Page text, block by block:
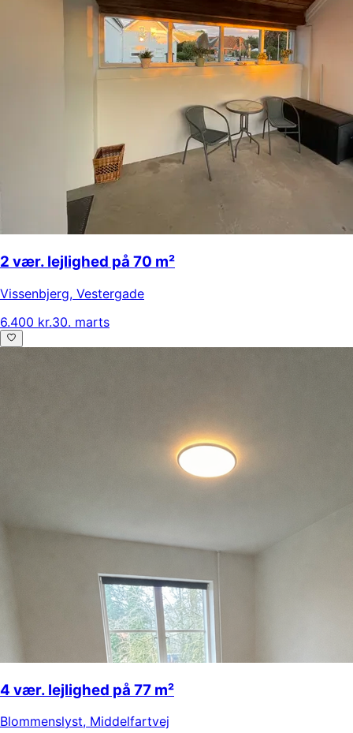
2 vær. lejlighed på 70 m²
Vissenbjerg, Vestergade
6.400 kr.30. marts
4 vær. lejlighed på 77 m²
Blommenslyst, Middelfartvej